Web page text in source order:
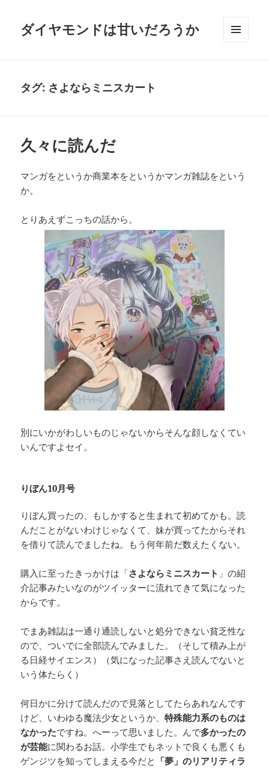
ダイヤモンドは甘いだろうか
タグ: さよならミニスカート
久々に読んだ
マンガをというか商業本をというかマンガ雑誌をという
か。
とりあえずこっちの話から。
別にいかがわしいものじゃないからそんな顔しなくてい
いんですよセイ。
りぼん10月号
りぼん買ったの、もしかすると生まれて初めてかも。読
んだことがないわけじゃなくて、妹が買ってたからそれ
を借りて読んでましたね。もう何年前だ数えたくない。
購入に至ったきっかけは「さよならミニスカート 」の紹
介記事みたいなのがツイッターに流れてきて気になった
からです。
でまあ雑誌は一通り通読しないと処分できない貧乏性な
ので、ついでに全部読んでみました。（そして積み上が
る日経サイエンス）（気になった記事さえ読んでないと
いう体たらく）
何日かに分けて読んだので見落としてたらあれなんです
けど、いわゆる魔法少女というか、特殊能力系のものは
なかったですね。へーって思いました。んで多かったの
が芸能に関わるお話。小学生でもネットで良くも悪くも
ゲンジツを知ってしまえる今だと 「夢」のリアリティラ